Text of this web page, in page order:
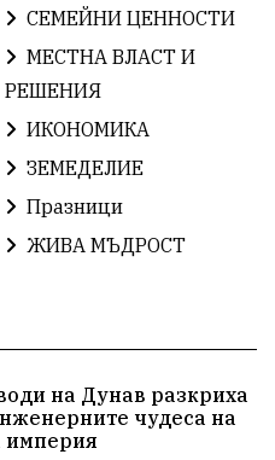
Твърдица
Право
България2025
УрсулаФонДерЛайен
СЕМЕЙНИ ЦЕННОСТИ
МЕСТНА ВЛАСТ И
РЕШЕНИЯ
ИКОНОМИКА
ЗЕМЕДЕЛИЕ
Празници
ЖИВА МЪДРОСТ
на Дунав разкриха
чудеса на
империя